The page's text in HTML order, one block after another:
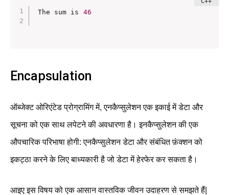
The sum is 46
Encapsulation
ऑब्जेक्ट ओरिएंटेड प्रोग्रामिंग में, एनकैप्सुलेशन एक इकाई में डेटा और
सूचना को एक साथ लपेटने की अवधारणा है। इनकैप्सुलेशन की एक
औपचारिक परिभाषा होगी: एनकैप्सुलेशन डेटा और संबंधित फ़ंक्शन को
इकट्ठा करने के लिए बाध्यकारी है जो डेटा में हेरफेर कर सकता है।
आइए इस विषय को एक आसान वास्तविक जीवन उदाहरण से समझते हैं|